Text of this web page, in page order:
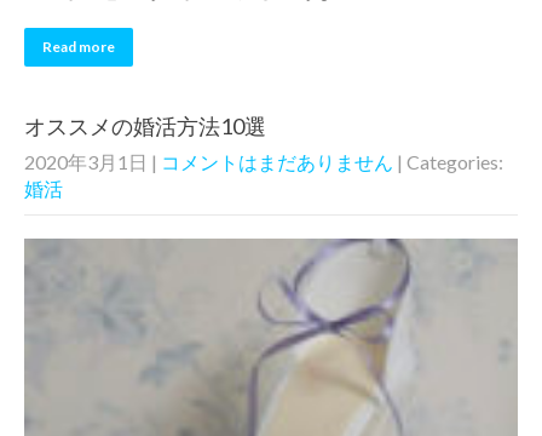
Read more
オススメの婚活方法10選
2020年3月1日 | コメントはまだありません | Categories:
婚活